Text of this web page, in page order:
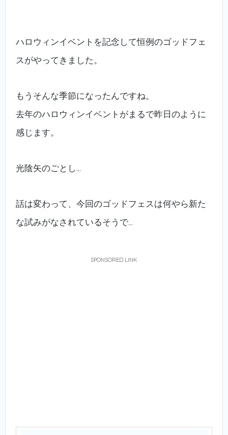
ハロウィンイベントを記念して恒例のゴッドフェ
スがやってきました。
もうそんな季節になったんですね。
去年のハロウィンイベントがまるで昨日のように
感じます。
光陰矢のごとし…
話は変わって、今回のゴッドフェスは何やら新た
な試みがなされているそうで…
SPONSORED LINK